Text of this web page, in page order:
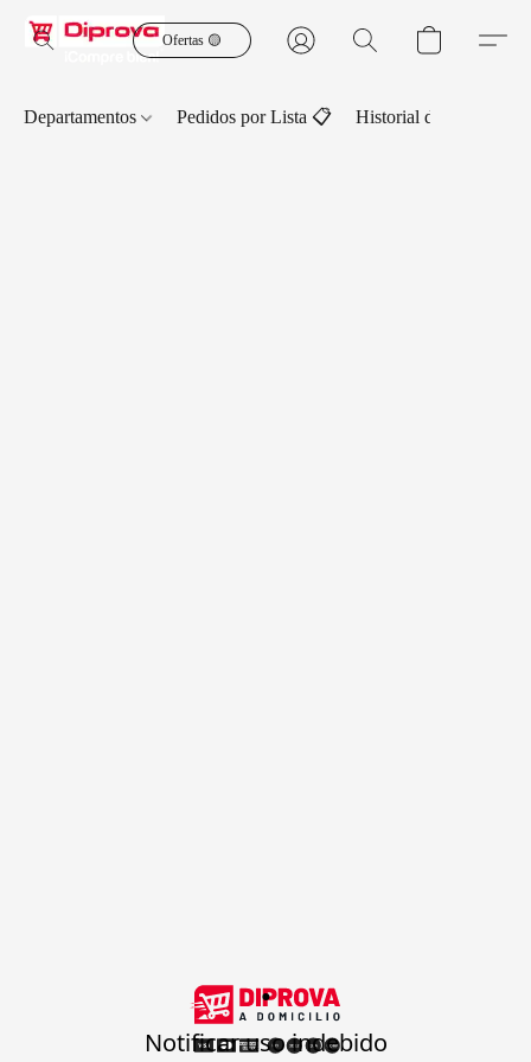
Ofertas 🟡
Departamentos Pedidos por Lista 📋 Historial de Pedidos
.
Notificar uso indebido